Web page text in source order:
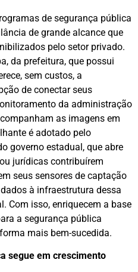
de segurança pública
de grande alcance que
pelo setor privado.
da prefeitura, que possui
sem custos, a
de conectar seus
da administração
as imagens em
é adotado pelo
governo estadual, que abre
jurídicas contribuírem
seus sensores de captação
à infraestrutura dessa
Com isso, enriquecem a base
a segurança pública
mais bem-sucedida.
segue em crescimento